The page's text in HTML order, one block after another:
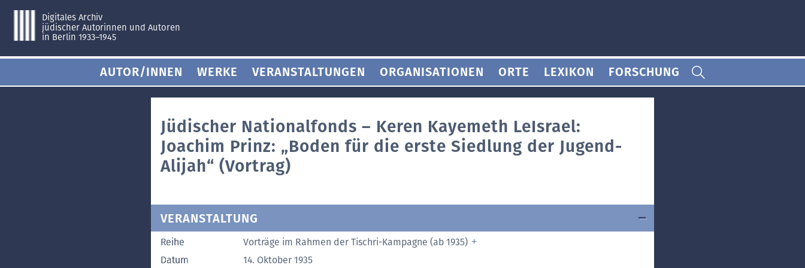
Digitales Archiv
jüdischer Autorinnen und Autoren
in Berlin 1933–1945
AUTOR/INNEN WERKE VERANSTALTUNGEN ORGANISATIONEN ORTE LEXIKON FORSCHUNG
Jüdischer Nationalfonds – Keren Kayemeth LeIsrael:
Joachim Prinz: „Boden für die erste Siedlung der Jugend-
Alijah“ (Vortrag)
VERANSTALTUNG
Reihe
Vorträge im Rahmen der Tischri-Kampagne (ab 1935)
Datum
14. Oktober 1935